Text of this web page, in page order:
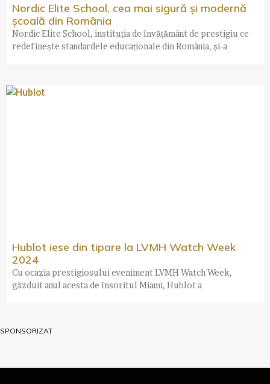
Nordic Elite School, cea mai sigură și modernă
școală din România
Nordic Elite School, instituția de învățământ de prestigiu ce
redefinește standardele educaționale din România, și-a
Hublot iese din tipare la LVMH Watch Week
2024
Cu ocazia prestigiosului eveniment LVMH Watch Week,
găzduit anul acesta de însoritul Miami, Hublot a
SPONSORIZAT